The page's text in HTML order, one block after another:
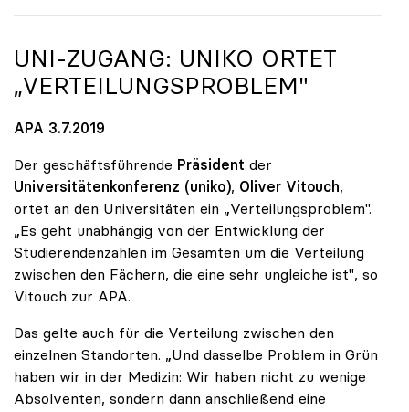
UNI-ZUGANG: UNIKO ORTET
„VERTEILUNGSPROBLEM"
APA 3.7.2019
Der geschäftsführende Präsident der
Universitätenkonferenz (uniko), Oliver Vitouch,
ortet an den Universitäten ein „Verteilungsproblem".
„Es geht unabhängig von der Entwicklung der
Studierendenzahlen im Gesamten um die Verteilung
zwischen den Fächern, die eine sehr ungleiche ist", so
Vitouch zur APA.
Das gelte auch für die Verteilung zwischen den
einzelnen Standorten. „Und dasselbe Problem in Grün
haben wir in der Medizin: Wir haben nicht zu wenige
Absolventen, sondern dann anschließend eine